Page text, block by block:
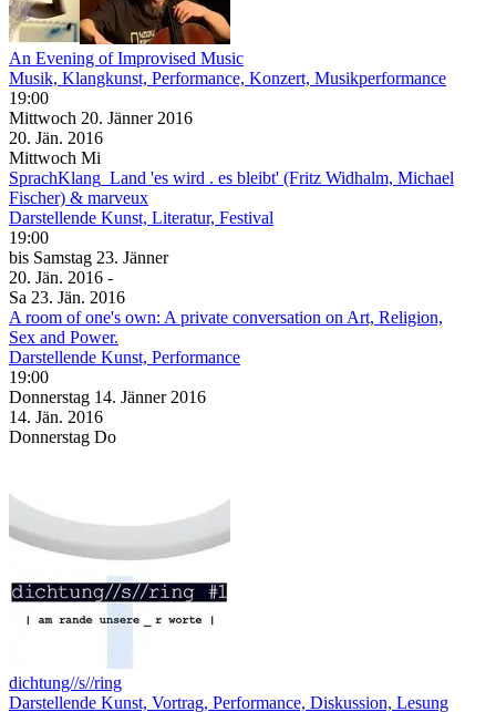
An Evening of Improvised Music
Musik, Klangkunst, Performance, Konzert, Musikperformance
19:00
Mittwoch 20. Jänner 2016
20. Jän. 2016
Mittwoch Mi
SprachKlang_Land 'es wird . es bleibt' (Fritz Widhalm, Michael
Fischer) & marveux
Darstellende Kunst, Literatur, Festival
19:00
bis Samstag 23. Jänner
20. Jän. 2016 -
Sa 23. Jän. 2016
A room of one's own: A private conversation on Art, Religion,
Sex and Power.
Darstellende Kunst, Performance
19:00
Donnerstag 14. Jänner 2016
14. Jän. 2016
Donnerstag Do
dichtung//s//ring
Darstellende Kunst, Vortrag, Performance, Diskussion, Lesung